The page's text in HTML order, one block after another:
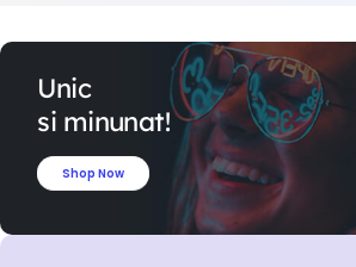
Unic
si minunat!
Shop Now